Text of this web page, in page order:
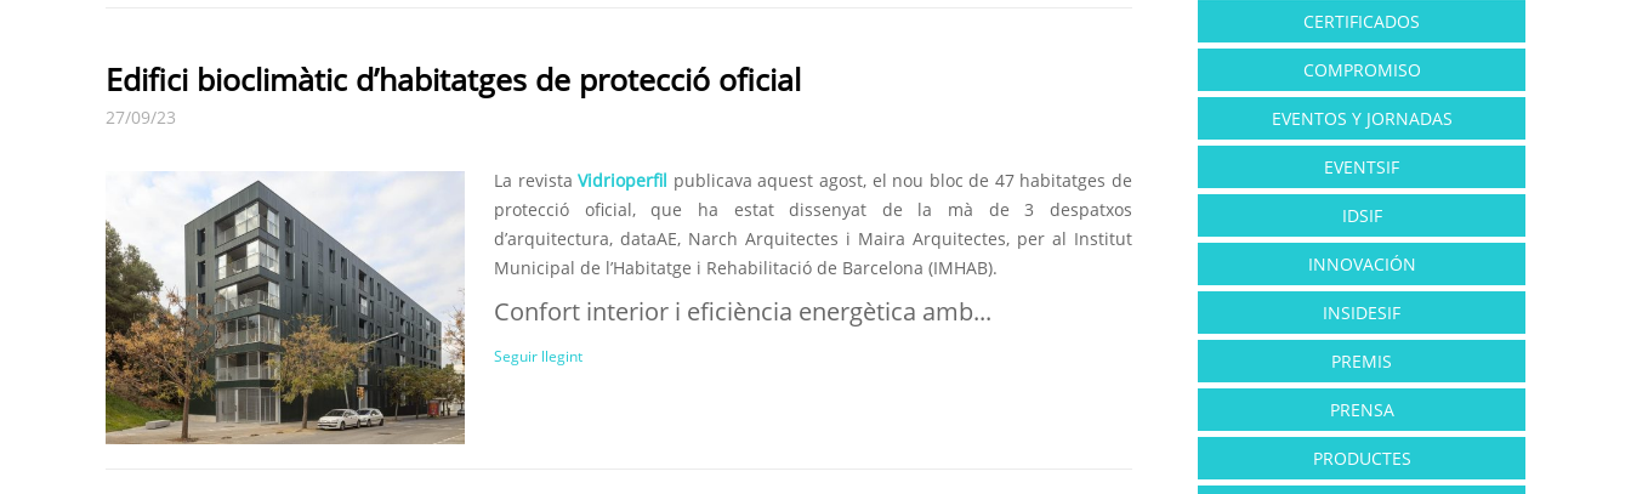
Edifici bioclimàtic d’habitatges de protecció oficial
27/09/23
La revistaVidrioperfil publicava aquest agost, el nou bloc de 47 habitatges de
protecció oficial, que ha estat dissenyat de la mà de 3 despatxos
d’arquitectura, dataAE, Narch Arquitectes i Maira Arquitectes, per al Institut
Municipal de l’Habitatge i Rehabilitació de Barcelona (IMHAB).
Confort interior i eficiència energètica amb...
Seguir llegint
CERTIFICADOS
COMPROMISO
EVENTOS Y JORNADAS
EVENTSIF
IDSIF
INNOVACIÓN
INSIDESIF
PREMIS
PRENSA
PRODUCTES